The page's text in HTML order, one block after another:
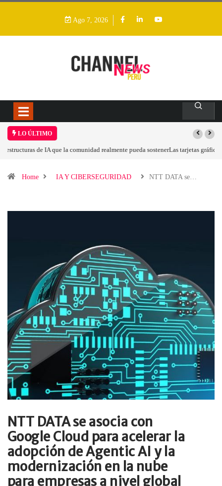
Ago 7, 2026
LO ÚLTIMO
Las tarjetas gráficas RDNA 5 ya están en fase avanzada de desarrollo
Home IA Y CIBERSEGURIDAD NTT DATA se…
NTT DATA se asocia con
Google Cloud para acelerar la
adopción de Agentic AI y la
modernización en la nube
para empresas a nivel global